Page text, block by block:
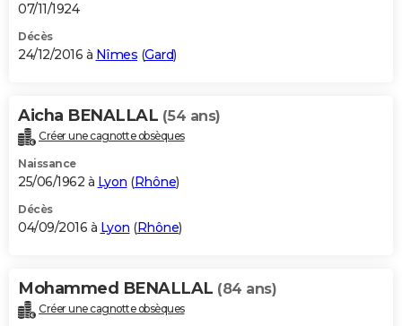
07/11/1924
Décès
24/12/2016 à Nîmes (Gard)
Aicha BENALLAL (54 ans)
Créer une cagnotte obsèques
Naissance
25/06/1962 à Lyon (Rhône)
Décès
04/09/2016 à Lyon (Rhône)
Mohammed BENALLAL (84 ans)
Créer une cagnotte obsèques